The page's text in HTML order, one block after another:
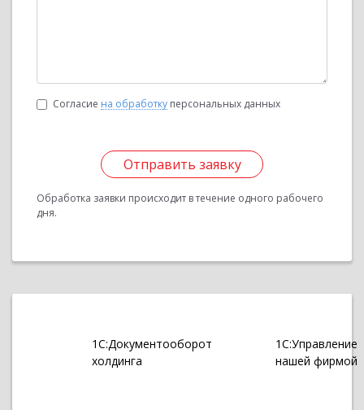
Согласие на обработку персональных данных
Отправить заявку
Обработка заявки происходит в течение одного рабочего
дня.
1С:Документооборот
холдинга
1С:Управление
нашей фирмой